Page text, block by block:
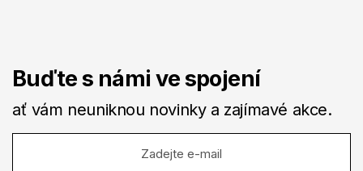
Buďte s námi ve spojení
ať vám neuniknou novinky a zajímavé akce.